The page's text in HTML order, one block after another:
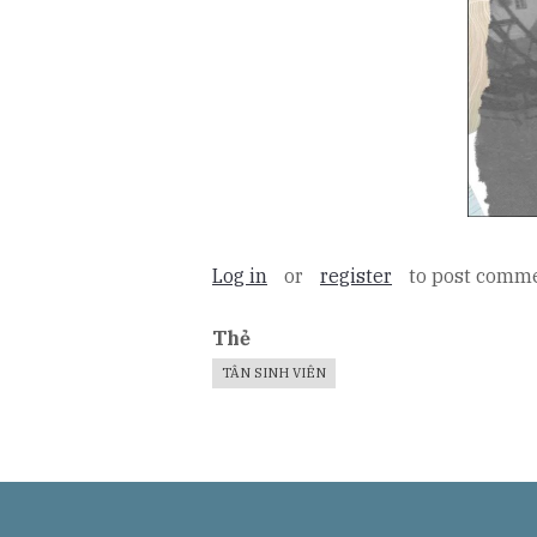
Log in or register to post
Thẻ
TÂN SINH VIÊN